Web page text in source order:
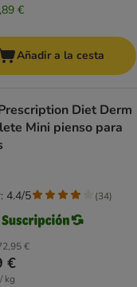
€
Añadir a la cesta
Diet Derm
Mini pienso para
€
€
kg
4.4/5 (34)